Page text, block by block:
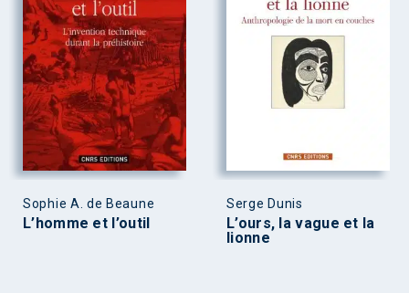
Sophie A. de Beaune
L’homme et l’outil
Serge Dunis
L’ours, la vague et la
lionne